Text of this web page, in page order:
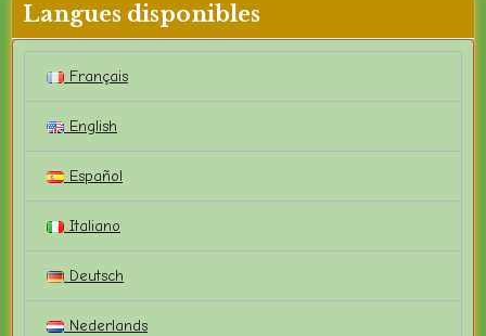
Langues disponibles
Français
English
Español
Italiano
Deutsch
Nederlands